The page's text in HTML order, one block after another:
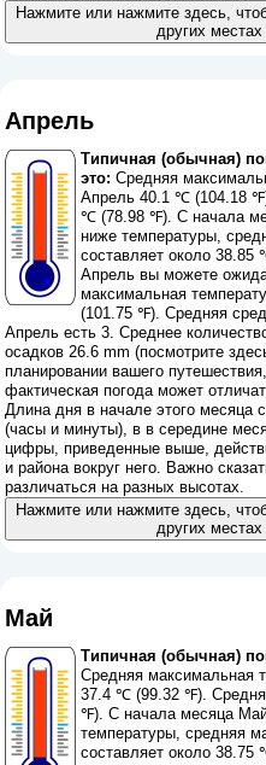
Нажмите или нажмите здесь,
других
Апрель
Типичная (обычная)
это: Средняя
Апрель 40.1 ℃ (104.18
℃ (78.98 ℉). С начала
ниже температуры,
составляет около
Апрель вы можете
максимальная
(101.75 ℉). Средняя
Апрель есть 3. Среднее
осадков 26.6 mm (посмотрите
планировании вашего
фактическая погода может
Длина дня в начале этого месяца
(часы и минуты), в в середине
цифры, приведенные выше,
и района вокруг него. Важно
различаться на разных высотах.
Нажмите или нажмите здесь,
других
Май
Типичная (обычная)
Средняя максимальная
37.4 ℃ (99.32 ℉).
℉). С начала месяца
температуры, средняя
составляет около